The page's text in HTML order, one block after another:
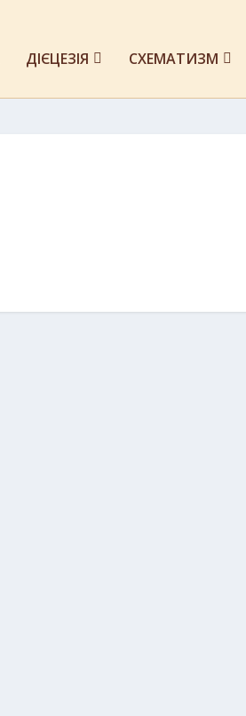
ДІЄЦЕЗІЯ СХЕМАТИЗМ